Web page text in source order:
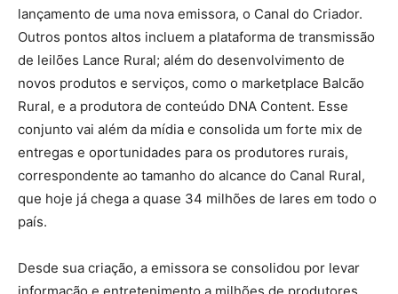
lançamento de uma nova emissora, o Canal do Criador.
Outros pontos altos incluem a plataforma de transmissão
de leilões Lance Rural; além do desenvolvimento de
novos produtos e serviços, como o marketplace Balcão
Rural, e a produtora de conteúdo DNA Content. Esse
conjunto vai além da mídia e consolida um forte mix de
entregas e oportunidades para os produtores rurais,
correspondente ao tamanho do alcance do Canal Rural,
que hoje já chega a quase 34 milhões de lares em todo o
país.
Desde sua criação, a emissora se consolidou por levar